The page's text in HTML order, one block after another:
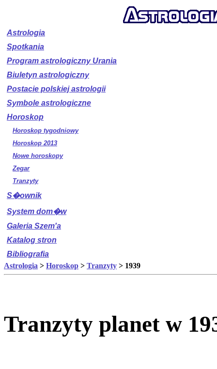
Astrologia
Spotkania
Program astrologiczny Urania
Biuletyn astrologiczny
Postacie polskiej astrologii
Symbole astrologiczne
Horoskop
Horoskop tygodniowy
Horoskop 2013
Nowe horoskopy
Zegar
Tranzyty
S�ownik
System dom�w
Galeria Szem'a
Katalog stron
Bibliografia
Astrologia > Horoskop > Tranzyty > 1939
Tranzyty planet w